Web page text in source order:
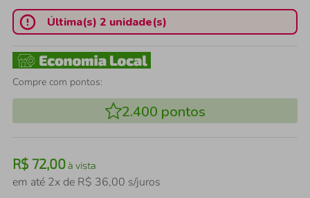
Última(s) 2 unidade(s)
Compre com pontos:
2.400 pontos
R$ 72,00à vista
em até 2x de R$ 36,00 s/juros